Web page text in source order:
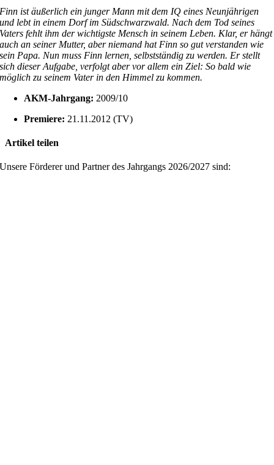
Finn ist äußerlich ein junger Mann mit dem IQ eines Neunjährigen
und lebt in einem Dorf im Südschwarzwald. Nach dem Tod seines
Vaters fehlt ihm der wichtigste Mensch in seinem Leben. Klar, er hängt
auch an seiner Mutter, aber niemand hat Finn so gut verstanden wie
sein Papa. Nun muss Finn lernen, selbstständig zu werden. Er stellt
sich dieser Aufgabe, verfolgt aber vor allem ein Ziel: So bald wie
möglich zu seinem Vater in den Himmel zu kommen.
AKM-Jahrgang: 2009/10
Premiere: 21.11.2012 (TV)
Artikel teilen
Facebook
X
Reddit
LinkedIn
WhatsApp
Pinterest
Vk
E-
Unsere Förderer und Partner des Jahrgangs 2026/2027 sind: